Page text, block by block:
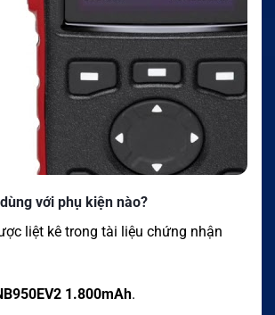
với phụ kiện nào?
liệt kê trong tài liệu chứng nhận
1.800mAh.